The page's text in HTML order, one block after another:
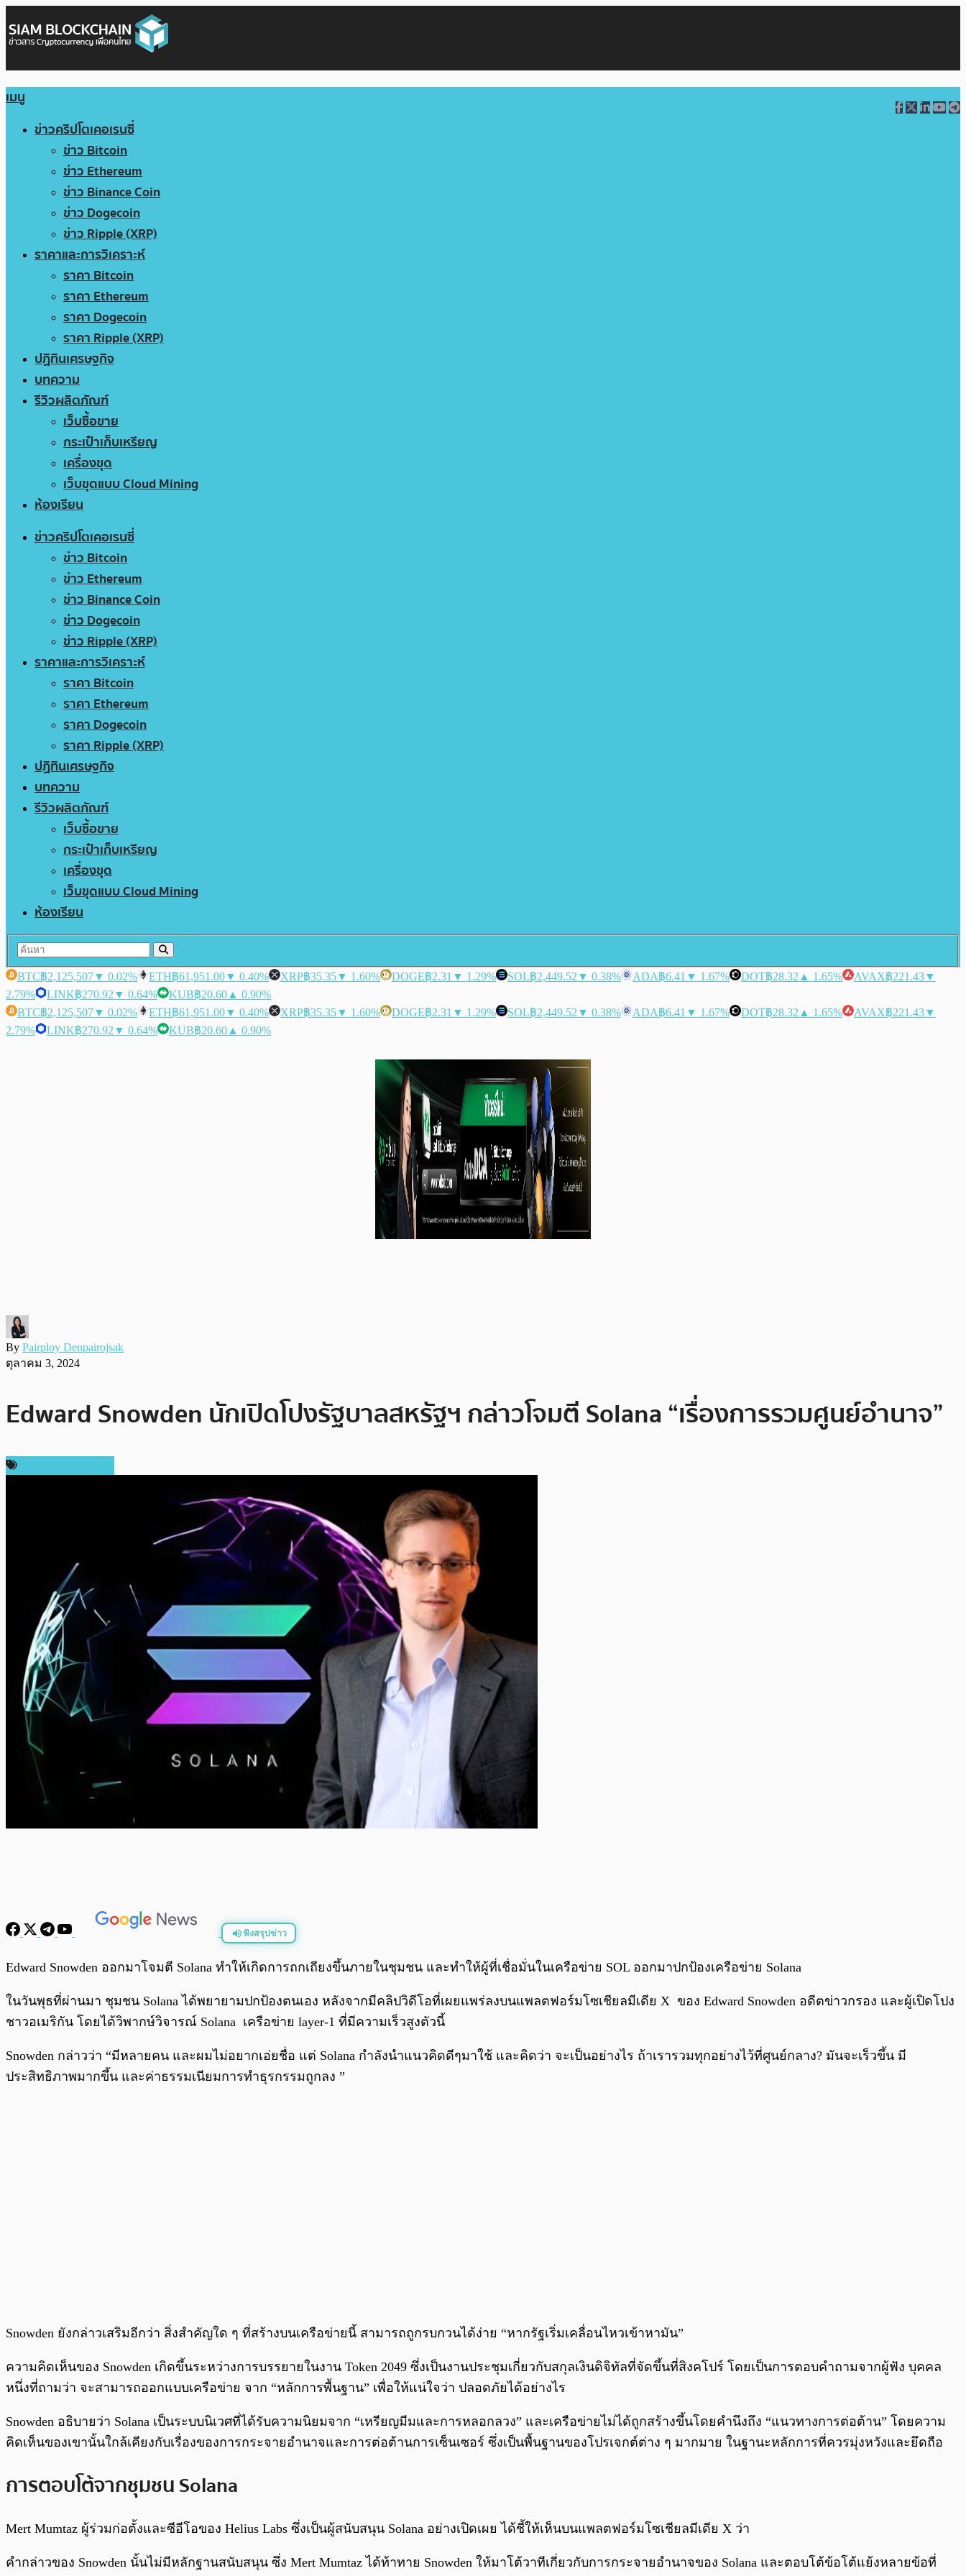
เมนู
ข่าวคริปโตเคอเรนซี่
ข่าว Bitcoin
ข่าว Ethereum
ข่าว Binance Coin
ข่าว Dogecoin
ข่าว Ripple (XRP)
ราคาและการวิเคราะห์
ราคา Bitcoin
ราคา Ethereum
ราคา Dogecoin
ราคา Ripple (XRP)
ปฏิทินเศรษฐกิจ
บทความ
รีวิวผลิตภัณฑ์
เว็บซื้อขาย
กระเป๋าเก็บเหรียญ
เครื่องขุด
เว็บขุดแบบ Cloud Mining
ห้องเรียน
ข่าวคริปโตเคอเรนซี่
ข่าว Bitcoin
ข่าว Ethereum
ข่าว Binance Coin
ข่าว Dogecoin
ข่าว Ripple (XRP)
ราคาและการวิเคราะห์
ราคา Bitcoin
ราคา Ethereum
ราคา Dogecoin
ราคา Ripple (XRP)
ปฏิทินเศรษฐกิจ
บทความ
รีวิวผลิตภัณฑ์
เว็บซื้อขาย
กระเป๋าเก็บเหรียญ
เครื่องขุด
เว็บขุดแบบ Cloud Mining
ห้องเรียน
BTC฿2,125,507▼ 0.02% ETH฿61,951.00▼ 0.40% XRP฿35.35▼ 1.60% DOGE฿2.31 ▼ 1.29% SOL฿2,449.52 ▼ 0.38% ADA฿6.41 ▼ 1.67% DOT฿28.32 ▲ 1.65% AVAX฿221.43▼
2.79%
LINK฿270.92 ▼ 0.64% KUB฿20.60 ▲ 0.90%
BTC฿2,125,507▼ 0.02% ETH฿61,951.00▼ 0.40% XRP฿35.35▼ 1.60% DOGE฿2.31 ▼ 1.29% SOL฿2,449.52 ▼ 0.38% ADA฿6.41 ▼ 1.67% DOT฿28.32 ▲ 1.65% AVAX฿221.43▼
2.79%
LINK฿270.92 ▼ 0.64% KUB฿20.60 ▲ 0.90%
By Pairploy Denpairojsak
ตุลาคม 3, 2024
Edward Snowden นักเปิดโปงรัฐบาลสหรัฐฯ กล่าวโจมตี Solana “เรื่องการรวมศูนย์อำนาจ”
ฟังสรุปข่าว
พร้อมเล่น
Edward Snowden ออกมาโจมตี Solana ทำให้เกิดการถกเถียงขึ้นภายในชุมชน และทำให้ผู้ที่เชื่อมั่นในเครือข่าย SOL ออกมาปกป้องเครือข่าย Solana
ในวันพุธที่ผ่านมา ชุมชน Solana ได้พยายามปกป้องตนเอง หลังจากมีคลิปวิดีโอที่เผยแพร่ลงบนแพลตฟอร์มโซเชียลมีเดีย X ของ Edward Snowden อดีตข่าวกรอง และผู้เปิดโปง
ชาวอเมริกัน โดยได้วิพากษ์วิจารณ์ Solana เครือข่าย layer-1 ที่มีความเร็วสูงตัวนี้
Snowden กล่าวว่า “มีหลายคน และผมไม่อยากเอ่ยชื่อ แต่ Solana กำลังนำแนวคิดดีๆมาใช้ และคิดว่า จะเป็นอย่างไร ถ้าเรารวมทุกอย่างไว้ที่ศูนย์กลาง? มันจะเร็วขึ้น มี
ประสิทธิภาพมากขึ้น และค่าธรรมเนียมการทำธุรกรรมถูกลง ”
Snowden ยังกล่าวเสริมอีกว่า สิ่งสำคัญใด ๆ ที่สร้างบนเครือข่ายนี้ สามารถถูกรบกวนได้ง่าย “หากรัฐเริ่มเคลื่อนไหวเข้าหามัน”
ความคิดเห็นของ Snowden เกิดขึ้นระหว่างการบรรยายในงาน Token 2049 ซึ่งเป็นงานประชุมเกี่ยวกับสกุลเงินดิจิทัลที่จัดขึ้นที่สิงคโปร์ โดยเป็นการตอบคำถามจากผู้ฟัง บุคคล
หนึ่งที่ถามว่า จะสามารถออกแบบเครือข่าย จาก “หลักการพื้นฐาน” เพื่อให้แน่ใจว่า ปลอดภัยได้อย่างไร
Snowden อธิบายว่า Solana เป็นระบบนิเวศที่ได้รับความนิยมจาก “เหรียญมีมและการหลอกลวง” และเครือข่ายไม่ได้ถูกสร้างขึ้นโดยคำนึงถึง “แนวทางการต่อต้าน” โดยความ
คิดเห็นของเขานั้นใกล้เคียงกับเรื่องของการกระจายอำนาจและการต่อต้านการเซ็นเซอร์ ซึ่งเป็นพื้นฐานของโปรเจกต์ต่าง ๆ มากมาย ในฐานะหลักการที่ควรมุ่งหวังและยึดถือ
การตอบโต้จากชุมชน Solana
Mert Mumtaz ผู้ร่วมก่อตั้งและซีอีโอของ Helius Labs ซึ่งเป็นผู้สนับสนุน Solana อย่างเปิดเผย ได้ชี้ให้เห็นบนแพลตฟอร์มโซเชียลมีเดีย X ว่า
คำกล่าวของ Snowden นั้นไม่มีหลักฐานสนับสนุน ซึ่ง Mert Mumtaz ได้ท้าทาย Snowden ให้มาโต้วาทีเกี่ยวกับการกระจายอำนาจของ Solana และตอบโต้ข้อโต้แย้งหลายข้อที่